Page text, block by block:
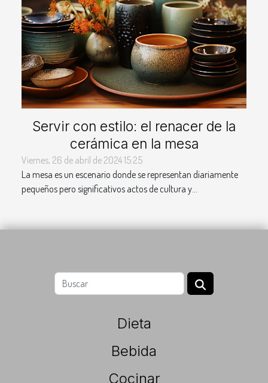
Servir con estilo: el renacer de la
cerámica en la mesa
Viernes, 26 de abril de 2024 15:25
La mesa es un escenario donde se representan diariamente
pequeños pero significativos actos de cultura y...
Dieta
Bebida
Cocinar